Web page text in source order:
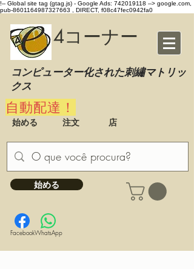
!-- Global site tag (gtag.js) - Google Ads: 742019118 --> google.com,
pub-8601164987327663 , DIRECT, f08c47fec0942fa0
4コーナー
コンピューター化された刺繡マトリッ
クス
自動配達！
始める 注文 店
始める
FacebookWhatsApp